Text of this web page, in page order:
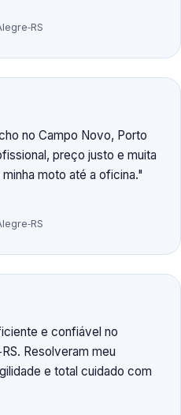
no Campo Novo, Porto
preço justo e muita
moto até a oficina.
e confiável no
Resolveram meu
e total cuidado com